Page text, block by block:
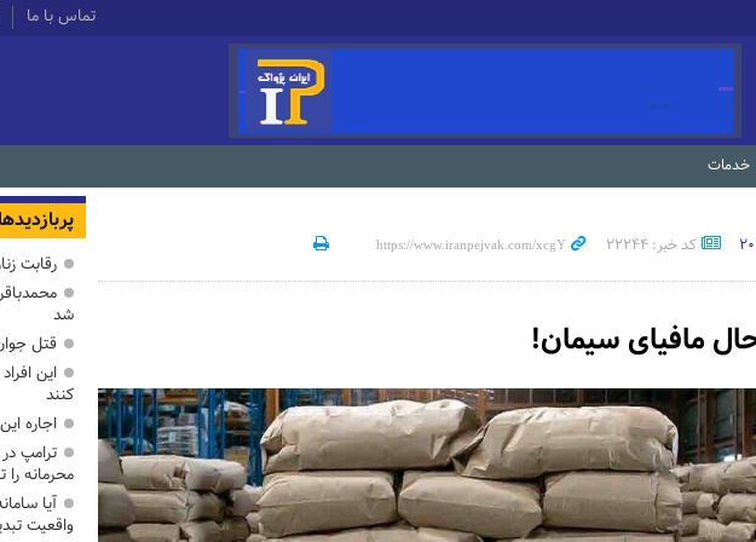
تماس با ما
خدمات
کد خبر: 22244
مافیای سیمان!
پربازدیدها
رقابت
شد
قتل
این
کنند
اجاره این
ترامپ
محرمانه را
آیا
واقعیت